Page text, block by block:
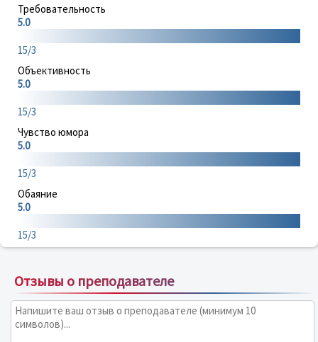
Требовательность
5.0
15/3
Объективность
5.0
15/3
Чувство юмора
5.0
15/3
Обаяние
5.0
15/3
Отзывы о преподавателе